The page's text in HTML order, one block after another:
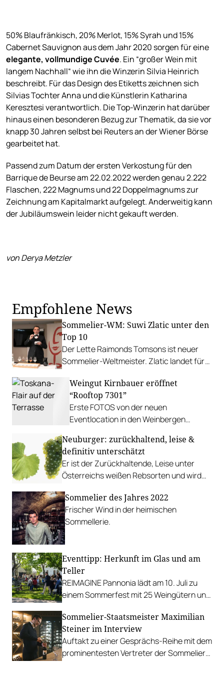
50% Blaufränkisch, 20% Merlot, 15% Syrah und 15%
Cabernet Sauvignon aus dem Jahr 2020 sorgen für eine
elegante, vollmundige Cuvée. Ein “großer Wein mit
langem Nachhall“ wie ihn die Winzerin Silvia Heinrich
beschreibt. Für das Design des Etiketts zeichnen sich
Silvias Tochter Anna und die Künstlerin Katharina
Keresztesi verantwortlich. Die Top-Winzerin hat darüber
hinaus einen besonderen Bezug zur Thematik, da sie vor
knapp 30 Jahren selbst bei Reuters an der Wiener Börse
gearbeitet hat.
Passend zum Datum der ersten Verkostung für den
Barrique de Beurse am 22.02.2022 werden genau 2.222
Flaschen, 222 Magnums und 22 Doppelmagnums zur
Zeichnung am Kapitalmarkt aufgelegt. Anderweitig kann
der Jubiläumswein leider nicht gekauft werden.
von Derya Metzler
Empfohlene News
Sommelier-WM: Suwi Zlatic unter den
Top 10
Der Lette Raimonds Tomsons ist neuer
Sommelier-Weltmeister. Zlatic landet für
neunten Platz.
Weingut Kirnbauer eröffnet
“Rooftop 7301”
Erste FOTOS von der neuen
Eventlocation in den Weinbergen
Mittelburgenland.
Neuburger: zurückhaltend, leise &
definitiv unterschätzt
Er ist der Zurückhaltende, Leise unter
Österreichs weißen Rebsorten und wird
Zug um Zug verschwand der Neuburger in
der Vergangenheit aus den heimischen
Weingärten. Heute gibt es eine zarte
Renaissance des urösterreichischen
Weins.
Sommelier des Jahres 2022
Frischer Wind in der heimischen
Sommellerie.
Eventtipp: Herkunft im Glas und am
Teller
REIMAGINE Pannonia lädt am 10. Juli zu
einem Sommerfest mit 25 Weingütern und
Esterhazy.
Sommelier-Staatsmeister Maximilian
Steiner im Interview
Auftakt zu einer Gesprächs-Reihe mit dem
prominentesten Vertreter der Sommelier